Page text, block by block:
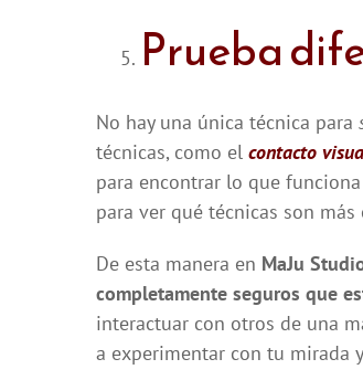
Prueba
No hay una única técnica para
técnicas, como el contacto
para encontrar lo que
para ver qué técnicas son
De esta manera en MaJu
completamente seguros que
interactuar con otros de una
a experimentar con tu mirada